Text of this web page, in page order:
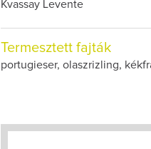
Kvassay Levente
Termesztett fajták
portugieser, olaszrizling,